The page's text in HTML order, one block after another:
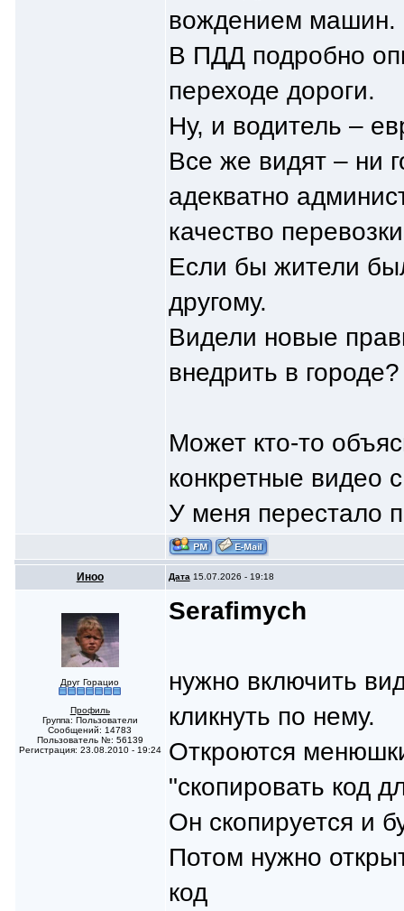
вождением машин.
В ПДД подробно
переходе дороги.
Ну, и водитель –
Все же видят – ни
адекватно
качество
Если бы жители
другому.
Видели новые
внедрить в городе?
Может кто-то
конкретные видео
У меня перестало
Иноо Дата 15.07.2026 - 19:18
Друг Горацио
Профиль
Группа: Пользователи
Сообщений: 14783
Пользователь №: 56139
Регистрация: 23.08.2010 - 19:24
Serafimych
нужно включить
кликнуть по нему.
Откроются
"скопировать код
Он скопируется и
Потом нужно
код